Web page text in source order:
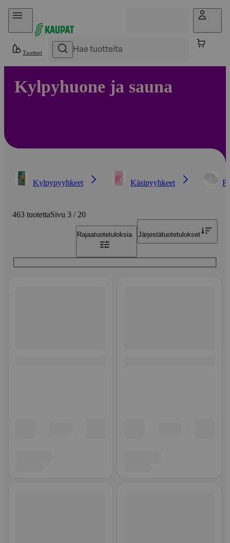
Hyppää sisältöön
Tuotteet
Kylpyhuone ja sauna
Kylpypyyhkeet Käsipyyhkeet
463 tuotettaSivu 3 / 20
Rajaatuotetuloksia Järjestätuotetulokset